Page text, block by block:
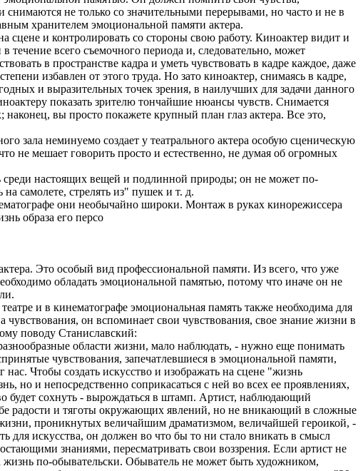
не только со значительными перерывами, но часто и не в
хранителем эмоциональной памяти актера.
сцене и контролировать со стороны свою работу. Киноактер видит и
течение всего съемочного периода и, следовательно, может
в пространстве кадра и уметь чувствовать в кадре каждое, даже
избавлен от этого труда. Но зато киноактер, снимаясь в кадре,
и выразительных точек зрения, в наилучших для задачи данного
показать зрителю тончайшие нюансы чувств. Снимается
вы просто покажете крупный план глаз актера. Все это,
зала неминуемо создает у театрального актера особую сценическую
не мешает говорить просто и естественно, не думая об огромных
среди настоящих вещей и подлинной природы; он не может по-
самолете, стрелять из" пушек и т. д.
они необычайно широки. Монтаж в руках кинорежиссера
образа его персо
Это особый вид профессиональной памяти. Из всего, что уже
обладать эмоциональной памятью, потому что иначе он не
и в кинематографе эмоциональная память также необходима для
чувствования, он вспоминает свои чувствования, свое знание жизни в
поводу Станиславский:
области жизни, мало наблюдать, - нужно еще понимать
чувствования, запечатлевшиеся в эмоциональной памяти,
Чтобы создать искусство и изображать на сцене "жизнь
но и непосредственно соприкасаться с ней во всех ее проявлениях,
будет сохнуть - вырождаться в штамп. Артист, наблюдающий
радости и тяготы окружающих явлений, но не вникающий в сложные
проникнутых величайшим драматизмом, величайшей героикой, -
для искусства, он должен во что бы то ни стало вникать в смысл
знаниями, пересматривать свои воззрения. Если артист не
жизнь по-обывательски. Обыватель не может быть художником,